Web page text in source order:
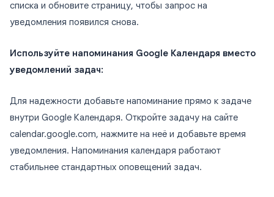
списка и обновите страницу, чтобы запрос на
уведомления появился снова.
Используйте напоминания Google Календаря вместо
уведомлений задач:
Для надежности добавьте напоминание прямо к задаче
внутри Google Календаря. Откройте задачу на сайте
calendar.google.com, нажмите на неё и добавьте время
уведомления. Напоминания календаря работают
стабильнее стандартных оповещений задач.